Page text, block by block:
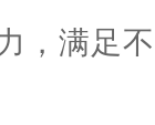
，满足